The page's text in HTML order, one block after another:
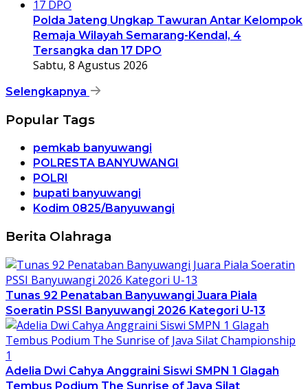
Polda Jateng Ungkap Tawuran Antar Kelompok
Remaja Wilayah Semarang-Kendal, 4
Tersangka dan 17 DPO
Sabtu, 8 Agustus 2026
Selengkapnya
Popular Tags
pemkab banyuwangi
POLRESTA BANYUWANGI
POLRI
bupati banyuwangi
Kodim 0825/Banyuwangi
Berita Olahraga
Tunas 92 Penataban Banyuwangi Juara Piala
Soeratin PSSI Banyuwangi 2026 Kategori U-13
Adelia Dwi Cahya Anggraini Siswi SMPN 1 Glagah
Tembus Podium The Sunrise of Java Silat